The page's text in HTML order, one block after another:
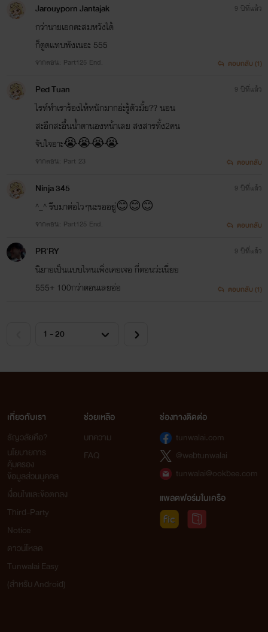
ผมจะค่อยๆทยอยอัพและปิด
นิยายเรื่องเก่าๆที่ค้าง
ขอบคุณที่ตามอ่านนิยายผม
มาโดยตลอด ใครชอบแนว
รุนแรง โหดร้าย ทารุณ &
หวานแหวว เร่าร้อน ดราม่า
เชิญเลยครับ
พราวแสง พราวรตี/พลอยจันทร์
Jarouyporn Jantajak
กว่านายเอกตะสมหวังได้
ก็ตูดแทบพังเนอะ 555
จากตอน: Part125 End.
9 ปีที่แล้ว
ตอบกลับ (1)
Ped Tuan
ไรท์ทำเราร้องไห้หนักมากอ่ะรู้ตัวมั้ย?? นอน
สะอึกสะอื้นน้ำตานองหน้าเลย สงสารทั้ง2คน
จับใจอาะ😭😭😭😭
จากตอน: Part 23
9 ปีที่แล้ว
ตอบกลับ
Ninja 345
^_^ รีบมาต่อไวๆนะรออยู่😊😊😊
จากตอน: Part125 End.
9 ปีที่แล้ว
ตอบกลับ
PR'RY
นิยายเป็นแบบไหนเพิ่งเคยเจอ กี่ตอนว่ะเนี่ยย
555+ 100กว่าตอนเลยอ่อ
9 ปีที่แล้ว
ตอบกลับ (1)
เกี่ยวกับเรา
ธัญวลัยคือ?
นโยบายการ
คุ้มครอง
ข้อมูลส่วนบุคคล
เงื่อนไขและข้อตกลง
Third-Party
Notice
ดาวน์โหลด
Tunwalai Easy
(สำหรับ Android)
ช่วยเหลือ
บทความ
FAQ
ช่องทางติดต่อ
tunwalai.com
@webtunwalai
tunwalai@ookbee.com
แพลตฟอร์มในเครือ